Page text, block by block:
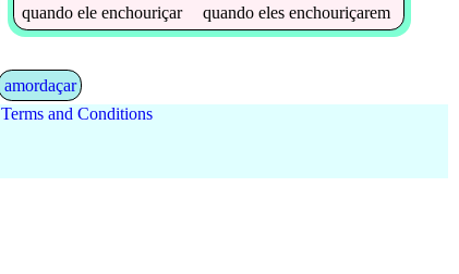
quandoeleenchouriçar quandoelesenchouriçarem
amordaçar
Terms and Conditions